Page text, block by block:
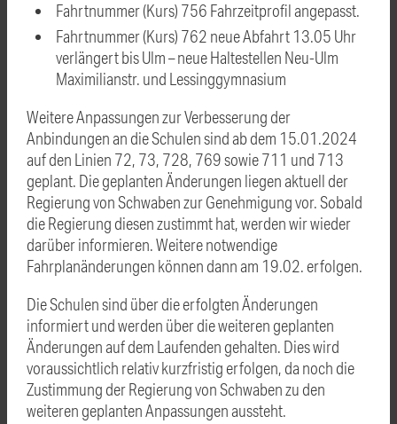
Fahrtnummer (Kurs) 756 Fahrzeitprofil angepasst.
Fahrtnummer (Kurs) 762 neue Abfahrt 13.05 Uhr
verlängert bis Ulm – neue Haltestellen Neu-Ulm
Maximilianstr. und Lessinggymnasium
Weitere Anpassungen zur Verbesserung der
Anbindungen an die Schulen sind ab dem 15.01.2024
auf den Linien 72, 73, 728, 769 sowie 711 und 713
geplant. Die geplanten Änderungen liegen aktuell der
Regierung von Schwaben zur Genehmigung vor. Sobald
die Regierung diesen zustimmt hat, werden wir wieder
darüber informieren. Weitere notwendige
Fahrplanänderungen können dann am 19.02. erfolgen.
Die Schulen sind über die erfolgten Änderungen
informiert und werden über die weiteren geplanten
Änderungen auf dem Laufenden gehalten. Dies wird
voraussichtlich relativ kurzfristig erfolgen, da noch die
Zustimmung der Regierung von Schwaben zu den
weiteren geplanten Anpassungen aussteht.